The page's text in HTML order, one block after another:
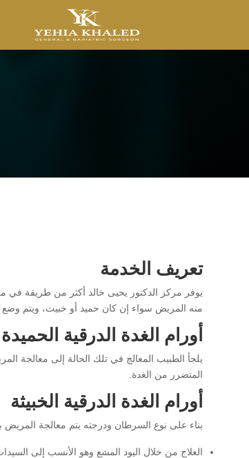
تعريف الخدمة
يوفر مركز الدكتور يحيى خالد أكثر من طريقة في
منه المريض سواء إن كان حميد أو خبيث، ويتم وضع
أورام الغدة الدرقية الحميدة
يلجأ الطبيب المعالج في تلك الحالة إلى معالجة
المتضرر من الغدة.
أورام الغدة الدرقية الخبيثة
بناء على نوع السرطان ودرجته يتم معالجة المريض
العلاج من خلال اليود المشع وهو الأنسب إلى